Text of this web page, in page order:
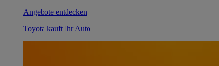
Angebote entdecken
Toyota kauft Ihr Auto